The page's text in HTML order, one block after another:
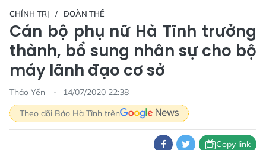
CHÍNH TRỊ ĐOÀN THỂ
Cán bộ phụ nữ Hà Tĩnh trưởng
thành, bổ sung nhân sự cho bộ
máy lãnh đạo cơ sở
Thảo Yến
14/07/2020 22:38
Theo dõi Báo Hà Tĩnh trên
Copy link